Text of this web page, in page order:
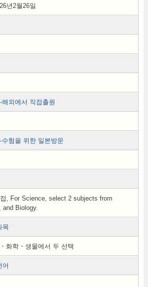
년2월26일
외에서 직접출원
험을 위한 일본방문
, For Science, select 2 subjects from
and Biology.
목
화학・생물에서 두 선택
어